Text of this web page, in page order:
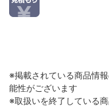
※掲載されている商品情
能性がございます
※取扱いを終了している